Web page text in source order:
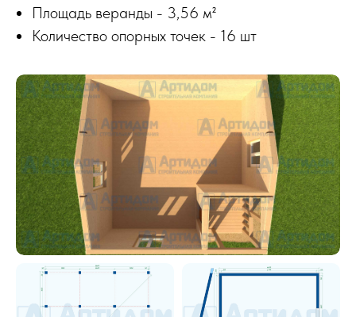
Площадь веранды - 3,56 м²
Количество опорных точек - 16 шт